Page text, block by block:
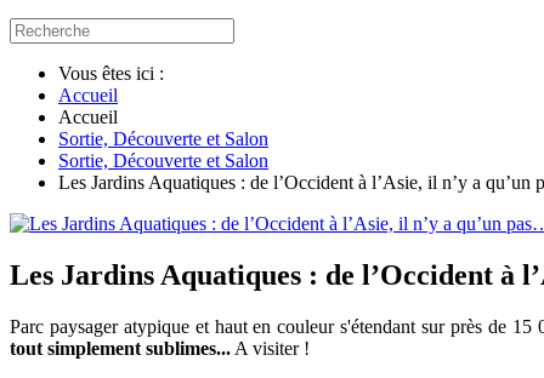
Vous êtes ici :
Accueil
Accueil
Sortie, Découverte et Salon
Sortie, Découverte et Salon
Les Jardins Aquatiques : de l’Occident à l’Asie, il n’y a qu’un
Les Jardins Aquatiques : de l’Occident à
Parc paysager atypique et haut en couleur s'étendant sur près de
tout simplement sublimes... A visiter !